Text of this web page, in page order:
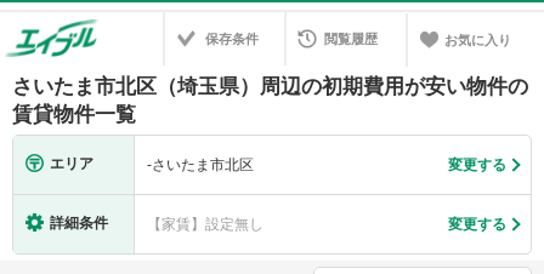
保存条件 閲覧履歴 お気に入り
さいたま市北区（埼玉県）周辺の初期費用が安い物件の
賃貸物件一覧
エリア -さいたま市北区 変更する
詳細条件 【家賃】設定無し 変更する